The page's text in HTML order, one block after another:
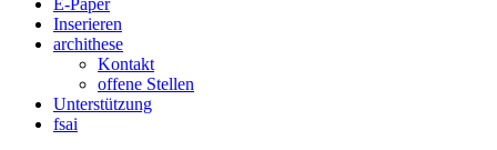
Inserieren
archithese
Kontakt
offene Stellen
Unterstützung
fsai